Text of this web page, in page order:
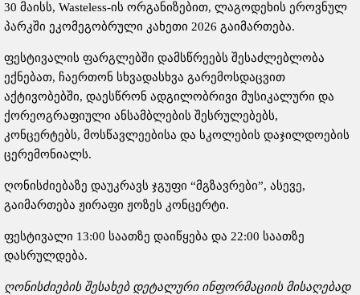
30 მაისს, Wasteless-ის ორგანიზებით, ლაგოდეხის ეროვნულ
პარკში ეკომეგობრული კახეთი 2026 გაიმართება.
ფესტივალის ფარგლებში დამსწრეებს შესაძლებლობა
ექნებათ, ჩაერთონ სხვადასხვა გარემოსდაცვით
აქტივობებში, დაესწრონ ადგილობრივი მუსიკალური და
ქორეოგრაფიული ანსამბლების შესრულებებს,
კონცერტებს, მოსწავლეებისა და სკოლების დაჯილდოების
ცერემონიალს.
ღონისძიებაზე დაუკრავს ჯგუფი “მგზავრები”, ასევე,
გაიმართება ჟირაფი ჟოზეს კონცერტი.
ფესტივალი 13:00 საათზე დაიწყება და 22:00 საათზე
დასრულდება.
ღონისძიების შესახებ დეტალური ინფორმაციის მისაღებად